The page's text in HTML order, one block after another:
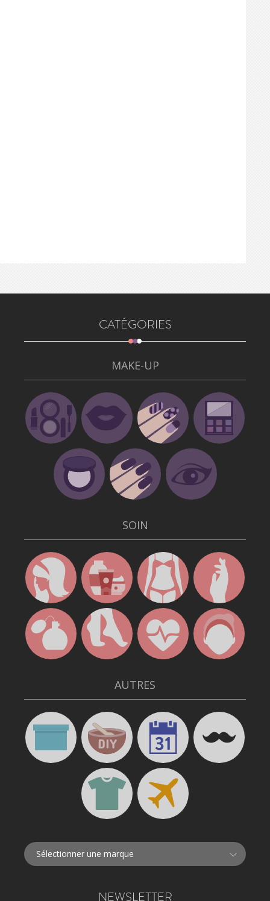
CATÉGORIES
MAKE-UP
SOIN
AUTRES
NEWSLETTER